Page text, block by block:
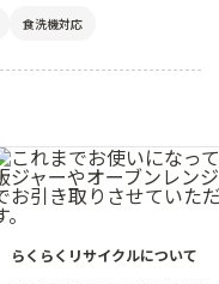
食洗機対応
らくらくリサイクルについて